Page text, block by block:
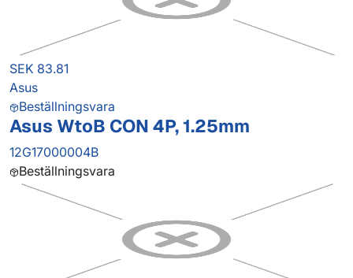
SEK 83.81
Asus
Beställningsvara
Asus WtoB CON 4P, 1.25mm
12G17000004B
Beställningsvara